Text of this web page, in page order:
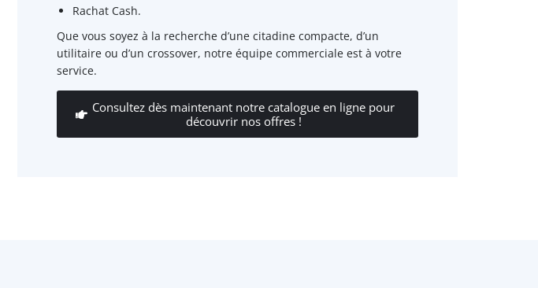
Rachat Cash.
Que vous soyez à la recherche d’une citadine compacte, d’un
utilitaire ou d’un crossover, notre équipe commerciale est à votre
service.
Consultez dès maintenant notre catalogue en ligne pour
découvrir nos offres !